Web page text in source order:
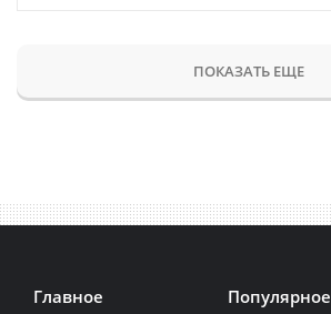
ПОКАЗАТЬ ЕЩЕ
Главное Популярное